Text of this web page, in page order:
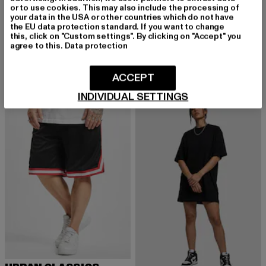
URBAN CLASSICS
Tall
12,99 EUR
Derzeitiger Preis: 12,99 EUR
19,99 EURAktionspreis: 19,99 EUR
URBAN CLASSICS
Blank
-37%
or to use cookies. This may also include the processing of
your data in the USA or other countries which do not have
the EU data protection standard. If you want to change
this, click on "Custom settings". By clicking on "Accept" you
agree to this. Data protection
INDIVIDUAL SETTINGS
ACCEPT